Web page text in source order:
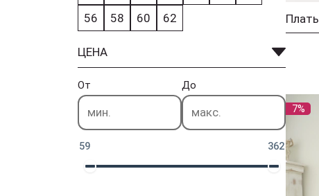
56 58 60 62
ЦЕНА
От До
59 362
7%